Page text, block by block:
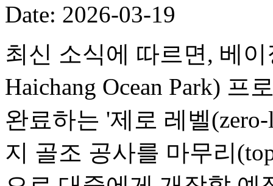
Date: 2026-03-19
최신 소식에 따르면, 베
Haichang Ocean Park)
완료하는 '제로 레벨
지 골조 공사를 마무리